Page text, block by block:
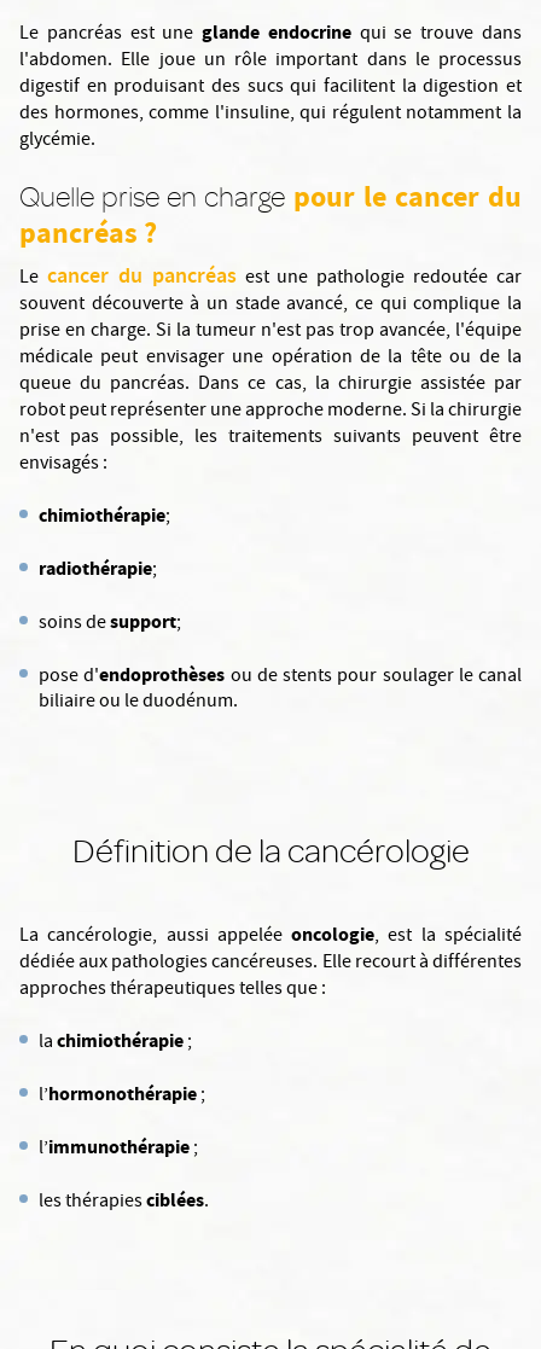
Le pancréas est uneglande endocrinequi se trouve dans
l'abdomen. Elle joue un rôle important dans le processus
digestif en produisant des sucs qui facilitent la digestion et
des hormones, comme l'insuline, qui régulent notamment la
glycémie.
Quelle prise en charge pour le cancer du
pancréas ?
Le cancer du pancréasest une pathologie redoutée car
souvent découverte à un stade avancé, ce qui complique la
prise en charge. Si la tumeur n'est pas trop avancée, l'équipe
médicale peut envisager une opération de la tête ou de la
queue du pancréas. Dans ce cas, la chirurgie assistée par
robot peut représenter une approche moderne. Si la chirurgie
n'est pas possible, les traitements suivants peuvent être
envisagés :
chimiothérapie;
radiothérapie;
soins desupport;
pose d'endoprothèses ou de stents pour soulager le canal
biliaire ou le duodénum.
Définition de la cancérologie
La cancérologie, aussi appeléeoncologie, est la spécialité
dédiée aux pathologies cancéreuses. Elle recourt à différentes
approches thérapeutiques telles que :
lachimiothérapie;
l’hormonothérapie;
l’immunothérapie;
les thérapiesciblées.